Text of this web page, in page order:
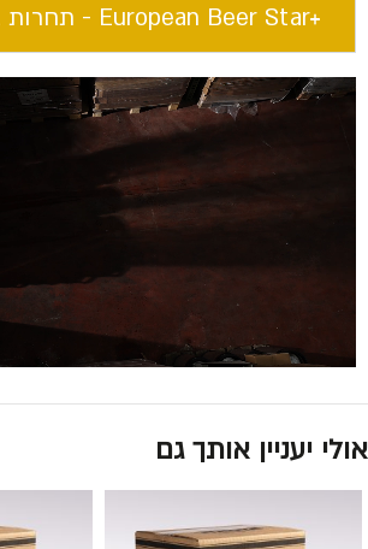
European Beer Star​ - תחרות בירה עולמית
אולי יעניין אותך גם